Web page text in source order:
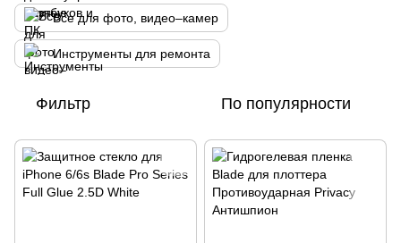
Все для фото, видео–камер
Инструменты для ремонта
Фильтр По популярности